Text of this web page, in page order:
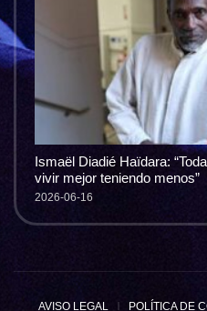
Ismaël Diadié Haïdara:
vivir mejor teniendo menos”
2026-06-16
AVISO LEGAL POLÍTICA DE